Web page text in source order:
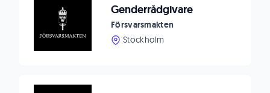
Genderrådgivare
Försvarsmakten
Stockholm